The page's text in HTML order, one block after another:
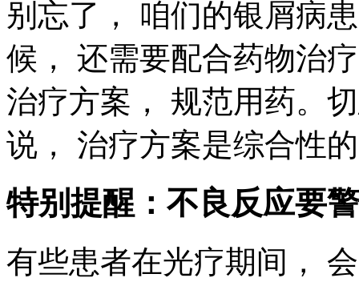
别忘了， 咱们的银屑病
候， 还需要配合药物治
治疗方案， 规范用药。
说， 治疗方案是综合性
特别提醒：不良反应要
有些患者在光疗期间，